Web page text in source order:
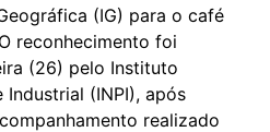
(IG) para o café
reconhecimento foi
(26) pelo Instituto
(INPI), após
realizado